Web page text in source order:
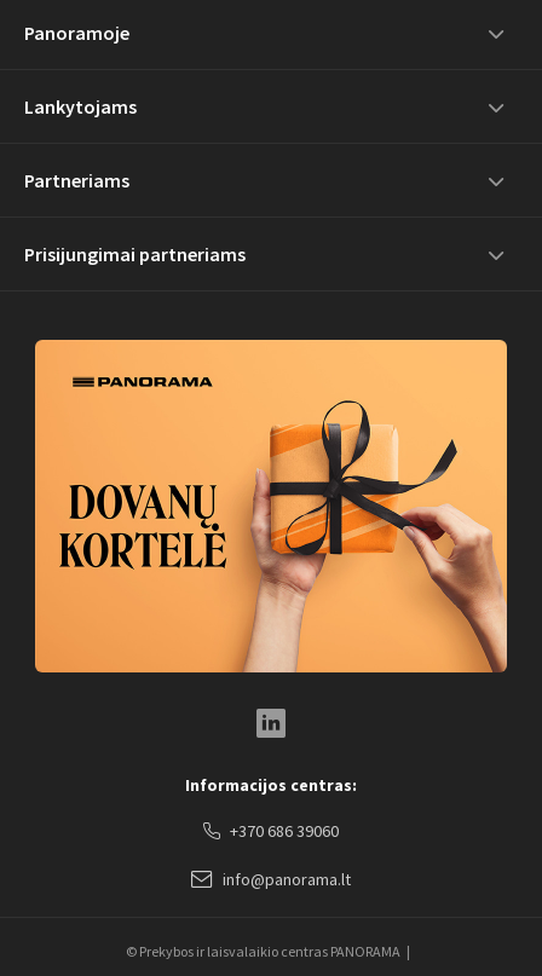
Panoramoje
Lankytojams
Partneriams
Prisijungimai partneriams
Informacijos centras:
+370 686 39060
info@panorama.lt
© Prekybos ir laisvalaikio centras PANORAMA